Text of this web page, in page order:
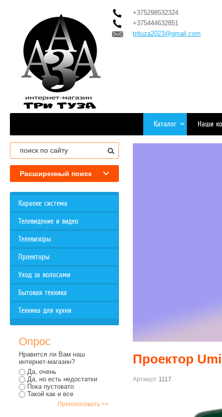
+375298532324
+375444632851
trituza2023@gmail.com
Каталог Наши
Проектор
Артикул: 1117
Расширенный поиск
Караоке система
Телевидение и видео
Телевизоры
Проекторы
Уход за волосами
Бытовая техника
Техника для кухни
Опрос
Нравится ли Вам наш
интернет-магазин?
Да, очень
Да, но есть недостатки
Пока пустовато
Такой как и все